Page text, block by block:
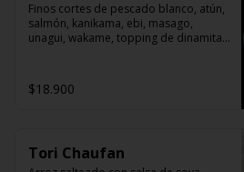
Finos cortes de pescado blanco, atún,
salmón, kanikama, ebi, masago,
unagui, wakame, topping de dinamita ,
$18.900
Tori Chaufan